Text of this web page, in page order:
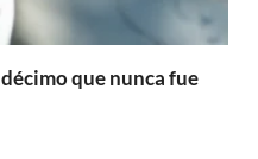
que nunca fue